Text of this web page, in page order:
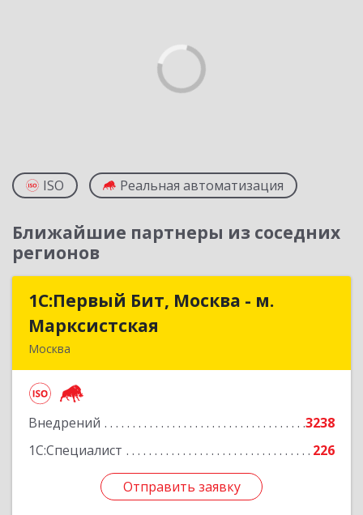
ISO Реальная автоматизация
Ближайшие партнеры из соседних
регионов
1С:Первый Бит, Москва - м.
Марксистская
Москва
Внедрений
3238
1С:Специалист
226
Отправить заявку
1С:Первый Бит, Москва - м.
Подробнее
Отправить заявку